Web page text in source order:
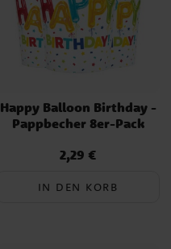
Happy Balloon Birthday -
Pappbecher 8er-Pack
Preis:2,29 €
2,29 €
IN DEN KORB